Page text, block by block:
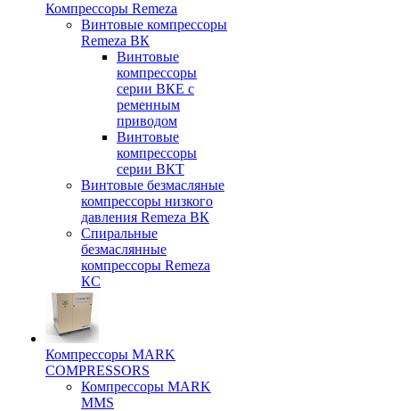
Компрессоры Remeza
Винтовые компрессоры
Remeza ВК
Винтовые
компрессоры
серии ВКЕ с
ременным
приводом
Винтовые
компрессоры
серии ВКТ
Винтовые безмасляные
компрессоры низкого
давления Remeza ВК
Спиральные
безмаслянные
компрессоры Remeza
КС
Компрессоры MARK
COMPRESSORS
Компрессоры MARK
MMS